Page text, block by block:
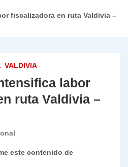
fiscalizadora en ruta Valdivia –
VALDIVIA
labor
ruta Valdivia –
este contenido de